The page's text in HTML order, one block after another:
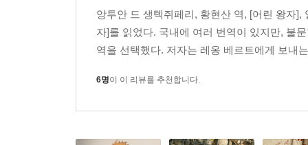
없는 유일무이한 가치로 만들어 준다. 이 책에
가치로는 환원되지 않는 것들이다. 자신의 작은
우리가 잃어버린 소중한 가치들을 일깨워 준다.
돌아보는 자리로 돌아오게 된다. 이 이야기가 남
앙투안 드 생텍쥐페리, 황현산 역, [어린 왕자],
자]를 읽었다. 국내에 여러 번역이 있지만, 불
역을 선택했다. 저자는 레옹 베르트에게 보내
6명이 이 리뷰를 추천합니다.